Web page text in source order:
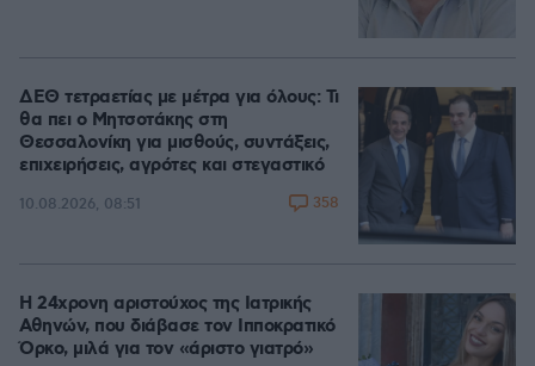
ΔΕΘ τετραετίας με μέτρα για όλους: Τι
θα πει ο Μητσοτάκης στη
Θεσσαλονίκη για μισθούς, συντάξεις,
επιχειρήσεις, αγρότες και στεγαστικό
10.08.2026, 08:51 358
Η 24χρονη αριστούχος της Ιατρικής
Αθηνών, που διάβασε τον Ιπποκρατικό
Όρκο, μιλά για τον «άριστο γιατρό»